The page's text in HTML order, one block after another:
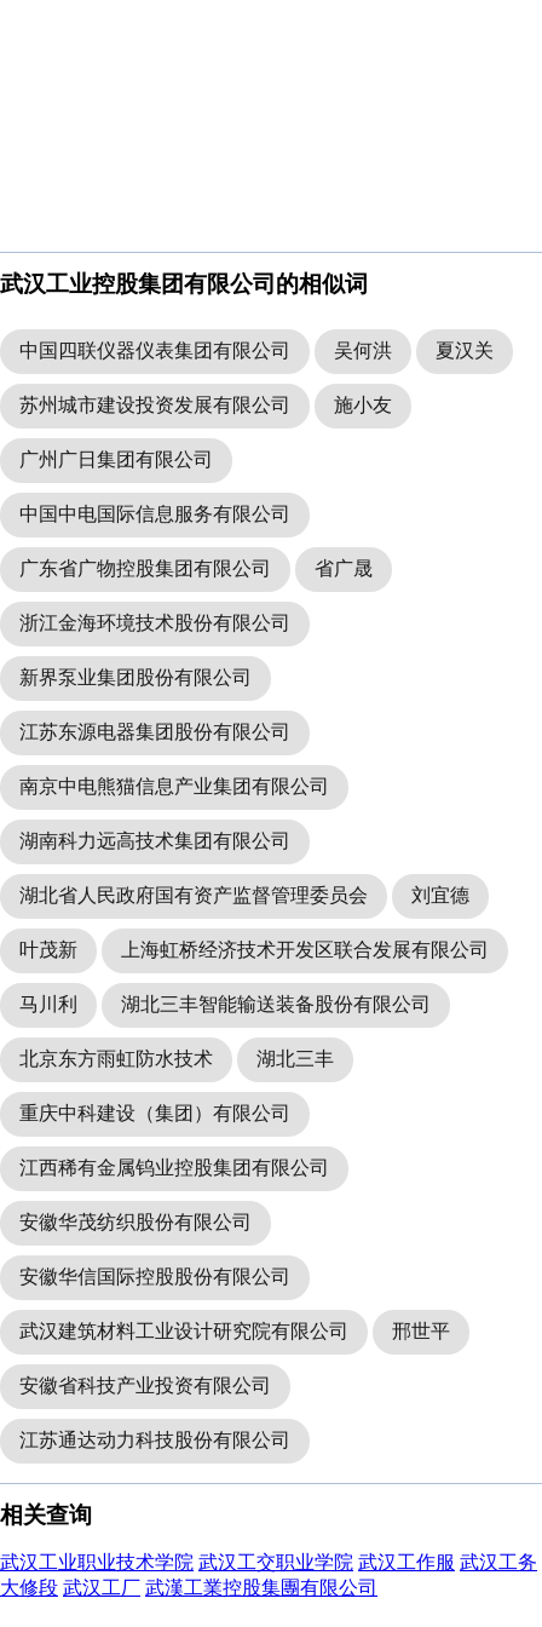
武汉工业控股集团有限公司的相似词
中国四联仪器仪表集团有限公司 吴何洪 夏汉关
苏州城市建设投资发展有限公司 施小友
广州广日集团有限公司
中国中电国际信息服务有限公司
广东省广物控股集团有限公司 省广晟
浙江金海环境技术股份有限公司
新界泵业集团股份有限公司
江苏东源电器集团股份有限公司
南京中电熊猫信息产业集团有限公司
湖南科力远高技术集团有限公司
湖北省人民政府国有资产监督管理委员会 刘宜德
叶茂新 上海虹桥经济技术开发区联合发展有限公司
马川利 湖北三丰智能输送装备股份有限公司
北京东方雨虹防水技术 湖北三丰
重庆中科建设（集团）有限公司
江西稀有金属钨业控股集团有限公司
安徽华茂纺织股份有限公司
安徽华信国际控股股份有限公司
武汉建筑材料工业设计研究院有限公司 邢世平
安徽省科技产业投资有限公司
江苏通达动力科技股份有限公司
相关查询
武汉工业职业技术学院 武汉工交职业学院 武汉工作服 武汉工务
大修段 武汉工厂 武漢工業控股集團有限公司